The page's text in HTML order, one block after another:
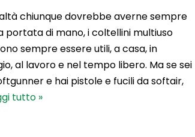
chiunque dovrebbe averne sempre
portata di mano, i coltellini multiuso
sempre essere utili, a casa, in
al lavoro e nel tempo libero. Ma se sei
e hai pistole e fucili da softair,
tutto »